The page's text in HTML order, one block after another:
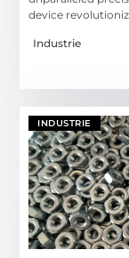
device
Industrie
INDUSTRIE